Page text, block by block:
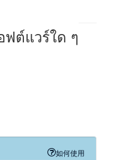
ต์แวร์ใด ๆ
如何使用